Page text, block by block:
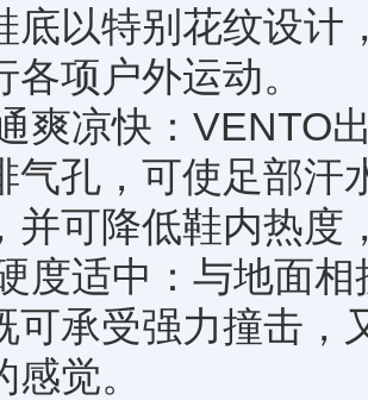
底以特别花纹设计
各项户外运动。
快：VENTO出
气孔，可使足部汗
并可降低鞋内热度
中：与地面相
可承受强力撞击，
觉。